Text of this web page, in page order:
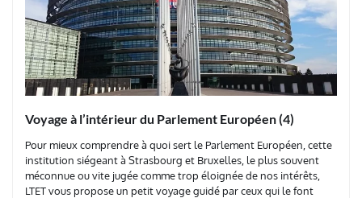
Voyage à l’intérieur du Parlement Européen (4)
Pour mieux comprendre à quoi sert le Parlement Européen, cette
institution siégeant à Strasbourg et Bruxelles, le plus souvent
méconnue ou vite jugée comme trop éloignée de nos intérêts,
LTET vous propose un petit voyage guidé par ceux qui le font